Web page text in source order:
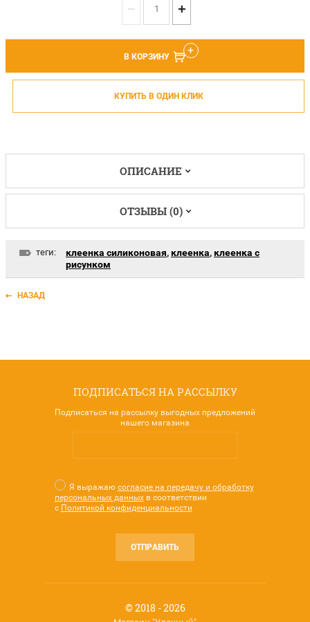
− +
В КОРЗИНУ
КУПИТЬ В ОДИН КЛИК
ОПИСАНИЕ
ОТЗЫВЫ (0)
теги: клеенка силиконовая,клеенка,клеенка с
рисунком
НАЗАД
ПОДПИСАТЬСЯ НА РАССЫЛКУ
Подписаться на рассылку выгодных предложений
нашего магазина
Я выражаю согласие на передачу и обработку
персональных данныхв соответствии
с Политикой конфиденциальности
ОТПРАВИТЬ
© 2018 - 2026